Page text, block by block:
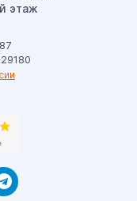
этаж